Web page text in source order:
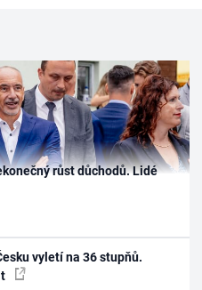
růst důchodů. Lidé
vyletí na 36 stupňů.